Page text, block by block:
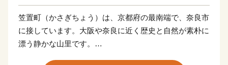
笠置町（かさぎちょう）は、京都府の最南端で、奈良市
に接しています。大阪や奈良に近く歴史と自然が素朴に
漂う静かな山里です。